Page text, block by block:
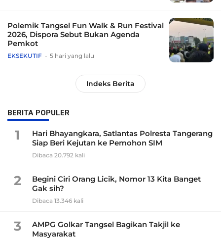
Polemik Tangsel Fun Walk & Run Festival
2026, Dispora Sebut Bukan Agenda
Pemkot
EKSEKUTIF 5 hari yang lalu
Indeks Berita
BERITA POPULER
1
Hari Bhayangkara, Satlantas Polresta Tangerang
Siap Beri Kejutan ke Pemohon SIM
Dibaca 20.792 kali
2
Begini Ciri Orang Licik, Nomor 13 Kita Banget
Gak sih?
Dibaca 13.346 kali
3
AMPG Golkar Tangsel Bagikan Takjil ke
Masyarakat